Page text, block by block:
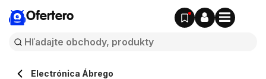
Ofertero
Electrónica Ábrego